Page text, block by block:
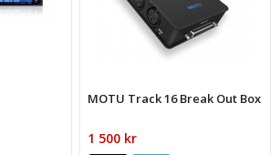
MOTU Track 16 Break Out Box
1 500 kr